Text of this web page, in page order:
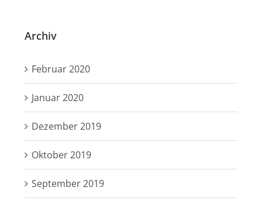
Archiv
Februar 2020
Januar 2020
Dezember 2019
Oktober 2019
September 2019